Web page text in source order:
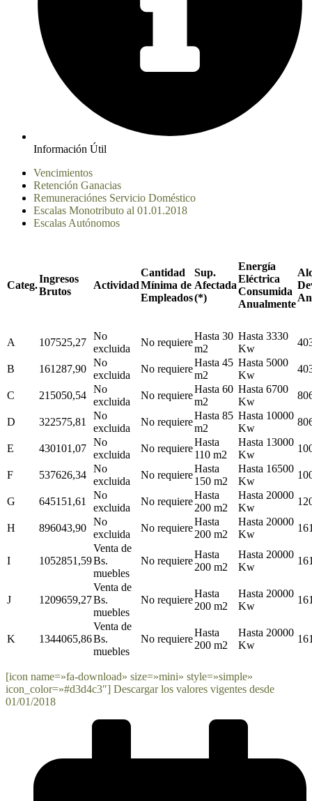
Información Útil
Vencimientos
Retención Ganacias
Remuneraciónes Servicio Doméstico
Escalas Monotributo al 01.01.2018
Escalas Autónomos
Categ.
Ingresos
Brutos
Actividad
Cantidad
Mínima de
Empleados
Sup.
Afectada
(*)
Energía
Eléctrica
Consumida
Anualmente
A 107525,27
No
excluida
No requiere
Hasta 30
m2
Hasta 3330
Kw
B 161287,90
No
excluida
No requiere
Hasta 45
m2
Hasta 5000
Kw
C 215050,54
No
excluida
No requiere
Hasta 60
m2
Hasta 6700
Kw
D 322575,81
No
excluida
No requiere
Hasta 85
m2
Hasta 10000
Kw
E 430101,07
No
excluida
No requiere
Hasta
110 m2
Hasta 13000
Kw
F 537626,34
No
excluida
No requiere
Hasta
150 m2
Hasta 16500
Kw
G 645151,61
No
excluida
No requiere
Hasta
200 m2
Hasta 20000
Kw
H 896043,90
No
excluida
No requiere
Hasta
200 m2
Hasta 20000
Kw
I 1052851,59
Venta de
Bs.
muebles
No requiere
Hasta
200 m2
Hasta 20000
Kw
J 1209659,27
Venta de
Bs.
muebles
No requiere
Hasta
200 m2
Hasta 20000
Kw
K 1344065,86
Venta de
Bs.
muebles
No requiere
Hasta
200 m2
Hasta 20000
Kw
[icon name=»fa-download» size=»mini» style=»simple»
icon_color=»#d3d4c3″] Descargar los valores vigentes desde
01/01/2018